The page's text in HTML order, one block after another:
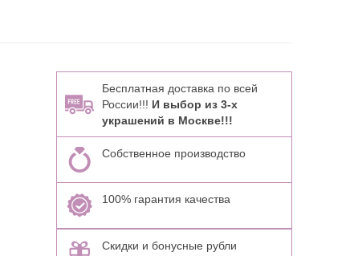
Бесплатная доставка по всей
России!!! И выбор из 3-х
украшений в Москве!!!
Собственное производство
100% гарантия качества
Скидки и бонусные рубли